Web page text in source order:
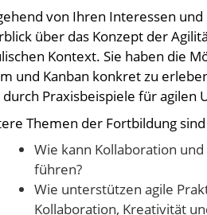
von Ihren Interessen
über das Konzept der
Kontext. Sie haben die
und Kanban konkret zu
Praxisbeispiele für agilen
Themen der Fortbildung sind
Wie kann Kollaboration
führen?
Wie unterstützen agile
Kollaboration, Kreativität